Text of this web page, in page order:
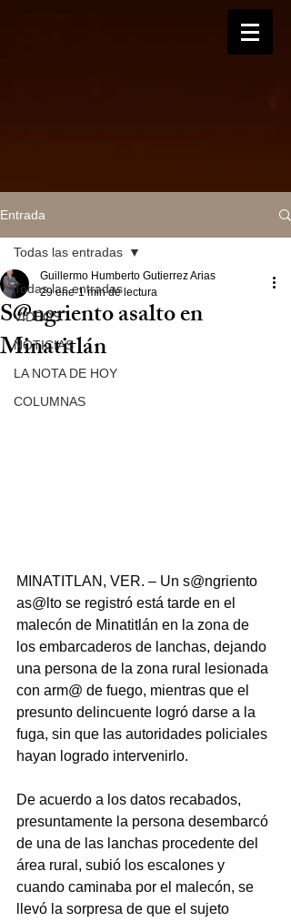
Entrada
Todas las entradas
VIDEOS
NOTICIAS
LA NOTA DE HOY
COLUMNAS
Todas las entradas
S@ngriento asalto en
Minatitlán
Guillermo Humberto Gutierrez Arias
29 ene 1 min de lectura
MINATITLAN, VER. – Un s@ngriento
as@lto se registró está tarde en el
malecón de Minatitlán en la zona de
los embarcaderos de lanchas, dejando
una persona de la zona rural lesionada
con arm@ de fuego, mientras que el
presunto delincuente logró darse a la
fuga, sin que las autoridades policiales
hayan logrado intervenirlo.
De acuerdo a los datos recabados,
presuntamente la persona desembarcó
de una de las lanchas procedente del
área rural, subió los escalones y
cuando caminaba por el malecón, se
llevó la sorpresa de que el sujeto